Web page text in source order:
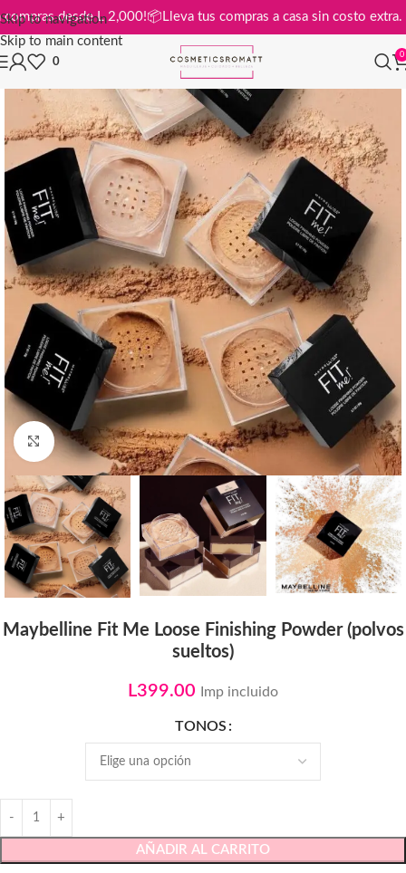
Skip to navigation
Skip to main content
en compras desde L 2,000!📦Lleva tus compras a casa sin costo
0
0
Click to enlarge
Maybelline Fit Me Loose Finishing Powder (polvos
sueltos)
L399.00 Imp incluido
TONOS
AÑADIR AL CARRITO